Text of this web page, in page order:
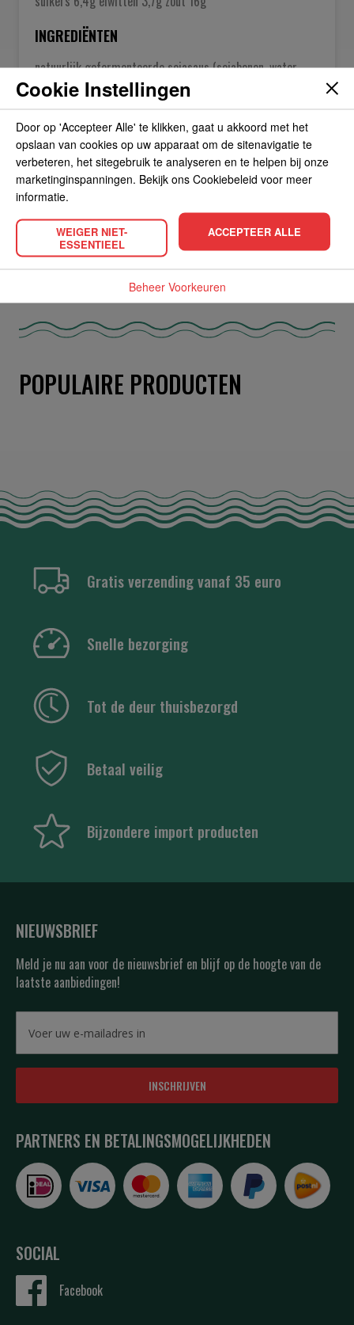
INGREDIËNTEN
natuurlijk gefermenteerde sojasaus (sojabonen, water,
zout, caramel, conserveermiddel E211), suikerstroop,
voedingszuur E270
OVER DE FABRIKANT
ALLERGIEËN
OVERIGE INFORMATIE
POPULAIRE PRODUCTEN
Gratis verzending vanaf 35 euro
Snelle bezorging
Tot de deur thuisbezorgd
Betaal veilig
Bijzondere import producten
NIEUWSBRIEF
Meld je nu aan voor de nieuwsbrief en blijf op de hoogte van de
laatste aanbiedingen!
INSCHRIJVEN
PARTNERS EN BETALINGSMOGELIJKHEDEN
SOCIAL
Facebook
Cookie Instellingen
Door op 'Accepteer Alle' te klikken, gaat u akkoord met het
opslaan van cookies op uw apparaat om de sitenavigatie te
verbeteren, het sitegebruik te analyseren en te helpen bij onze
marketinginspanningen. Bekijk ons Cookiebeleid voor meer
informatie.
WEIGER NIET-
ESSENTIEEL
ACCEPTEER ALLE
Beheer Voorkeuren